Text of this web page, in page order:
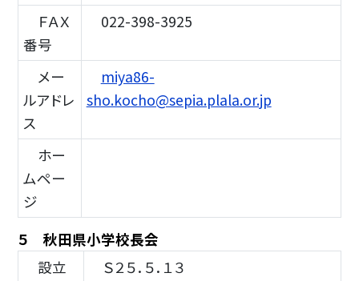
ＦＡＸ
番号
022-398-3925
メー
ルアドレ
ス
miya86-
sho.kocho@sepia.plala.or.jp
ホー
ムペー
ジ
５ 秋田県小学校長会
設立
Ｓ２５．５．１３